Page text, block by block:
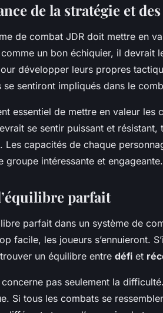
de la stratégie et
de combat JDR doit mettre en
un bon échiquier, il devrait
développer leurs propres
sentiront impliqués dans le
essentiel de mettre en valeur les
se sentir puissant et résistant,
Les capacités de chaque
groupe intéressante et engageante.
parfait
parfait dans un système de
facile, les joueurs s’ennuieront.
un équilibre entre défi et
concerne pas seulement la
Si tous les combats se